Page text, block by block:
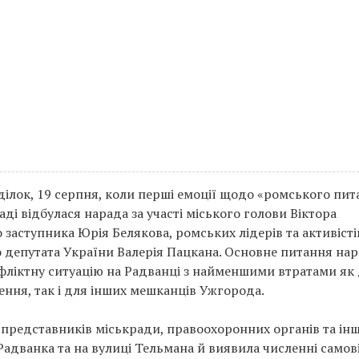
19 серпня, коли перші емоції щодо «ромського
відбулася нарада за участі міського голови Віктора
Юрія Белякова, ромських лідерів та
України Валерія Пацкана. Основне питання
ситуацію на Радванці з найменшими втратами як
так і для інших мешканців Ужгорода.
міськради, правоохоронних органів та
та на вулиці Тельмана й виявила численні